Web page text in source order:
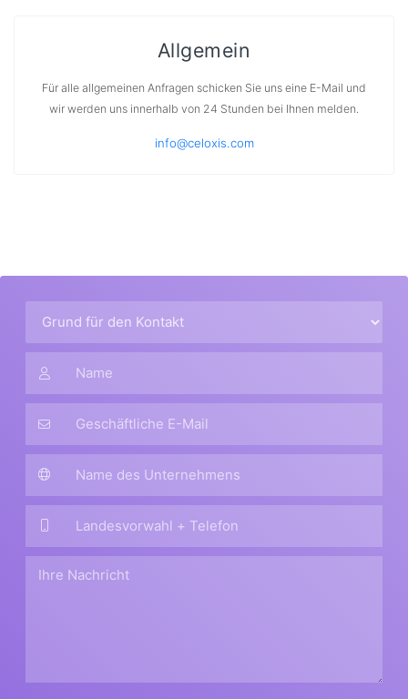
Allgemein
Für alle allgemeinen Anfragen schicken Sie uns eine E-Mail und
wir werden uns innerhalb von 24 Stunden bei Ihnen melden.
info@celoxis.com